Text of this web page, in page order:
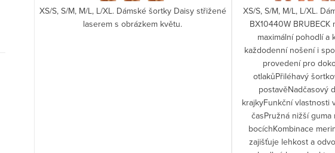
XS/S, S/M, M/L, L/XL. Dámské šortky Daisy střižené
laserem s obrázkem květu.
XS/S, S/M, M/L, L/XL.
BX10440W
maximální pohodlí a
každodenní nošení i
provedení pro
otlakůPřiléhavý
postavěNadčasový
krajkyFunkční vlastnosti
časPružná nižší
bocíchKombinace
zajišťuje lehkost a